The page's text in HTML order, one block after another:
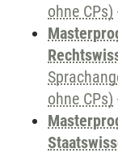
ohne CPs)
ohne CPs)